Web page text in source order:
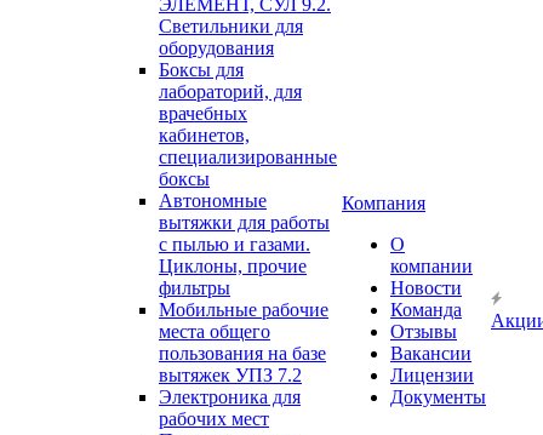
ЭЛЕМЕНТ, СУЛ 9.2.
Светильники для
оборудования
Боксы для
лабораторий, для
врачебных
кабинетов,
специализированные
боксы
Автономные
вытяжки для работы
с пылью и газами.
Циклоны, прочие
фильтры
Мобильные рабочие
места общего
пользования на базе
вытяжек УПЗ 7.2
Электроника для
рабочих мест
Компания
О
компании
Новости
Команда
Отзывы
Вакансии
Лицензии
Документы